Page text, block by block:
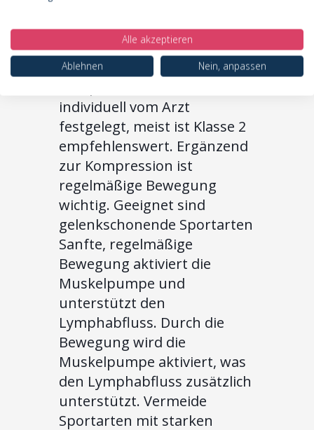
dass die Kompressionsärmel
maßangefertigt sind und
richtig sitzen. Die
individuell vom Arzt
festgelegt, meist ist Klasse 2
empfehlenswert. Ergänzend
zur Kompression ist
regelmäßige Bewegung
wichtig. Geeignet sind
gelenkschonende Sportarten
Sanfte, regelmäßige
Bewegung aktiviert die
Muskelpumpe und
unterstützt den
Lymphabfluss. Durch die
Bewegung wird die
Muskelpumpe aktiviert, was
den Lymphabfluss zusätzlich
unterstützt. Vermeide
Sportarten mit starken
Alle akzeptieren
Ablehnen
Nein, anpassen